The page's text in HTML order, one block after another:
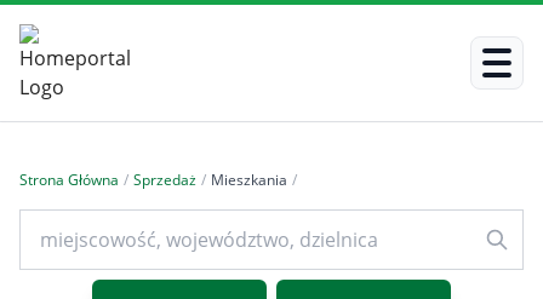
Strona Główna / Sprzedaż / Mieszkania /